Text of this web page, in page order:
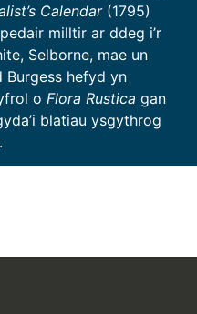
Calendar(1795)
milltir ar ddeg i’r
Selborne, mae un
Burgess hefyd yn
o Flora Rustica gan
blatiau ysgythrog